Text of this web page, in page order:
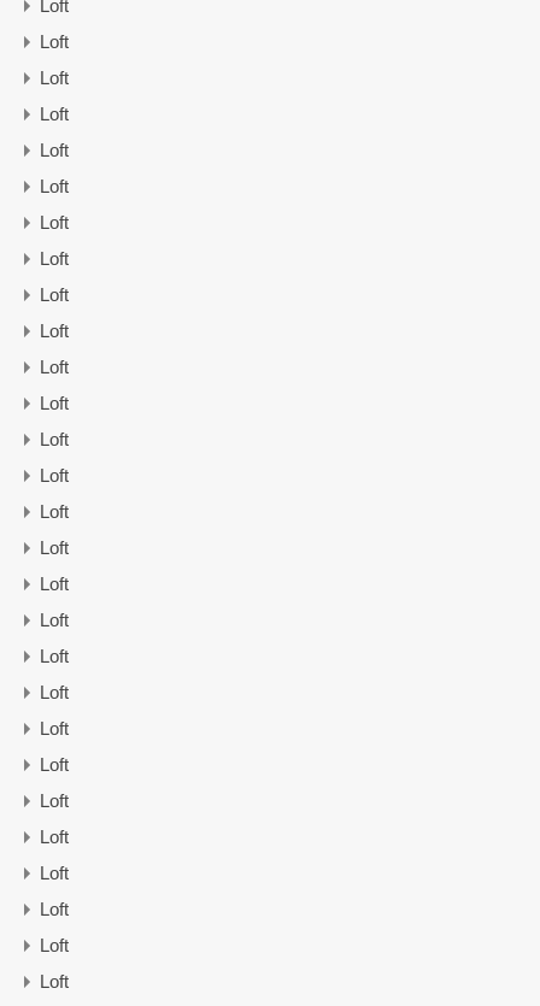
Loft
Loft
Loft
Loft
Loft
Loft
Loft
Loft
Loft
Loft
Loft
Loft
Loft
Loft
Loft
Loft
Loft
Loft
Loft
Loft
Loft
Loft
Loft
Loft
Loft
Loft
Loft
Loft